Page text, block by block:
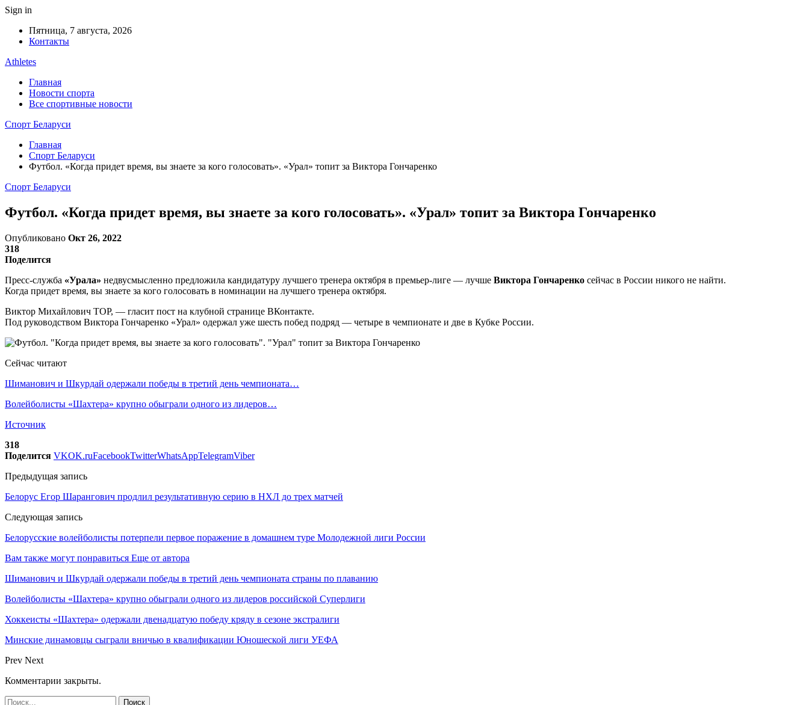
Sign in
Пятница, 7 августа, 2026
Контакты
Athletes
Главная
Новости спорта
Все спортивные новости
Спорт Беларуси
Главная
Спорт Беларуси
Футбол. «Когда придет время, вы знаете за кого голосовать». «Урал» топит за Виктора Гончаренко
Спорт Беларуси
Футбол. «Когда придет время, вы знаете за кого голосовать». «Урал» топит за Виктора Гончаренко
Опубликовано Окт 26, 2022
318
Поделится
Пресс-служба «Урала» недвусмысленно предложила кандидатуру лучшего тренера октября в премьер-лиге — лучше Виктора Гончаренко сейчас в России никого не найти.
Когда придет время, вы знаете за кого голосовать в номинации на лучшего тренера октября.
Виктор Михайлович TOP, — гласит пост на клубной странице ВКонтакте.
Под руководством Виктора Гончаренко «Урал» одержал уже шесть побед подряд — четыре в чемпионате и две в Кубке России.
Сейчас читают
Шиманович и Шкурдай одержали победы в третий день чемпионата…
Волейболисты «Шахтера» крупно обыграли одного из лидеров…
Источник
318
Поделится VKOK.ruFacebookTwitterWhatsAppTelegramViber
Предыдущая запись
Белорус Егор Шарангович продлил результативную серию в НХЛ до трех матчей
Следующая запись
Белорусские волейболисты потерпели первое поражение в домашнем туре Молодежной лиги России
Вам также могут понравиться Еще от автора
Шиманович и Шкурдай одержали победы в третий день чемпионата страны по плаванию
Волейболисты «Шахтера» крупно обыграли одного из лидеров российской Суперлиги
Хоккеисты «Шахтера» одержали двенадцатую победу кряду в сезоне экстралиги
Минские динамовцы сыграли вничью в квалификации Юношеской лиги УЕФА
Prev Next
Комментарии закрыты.